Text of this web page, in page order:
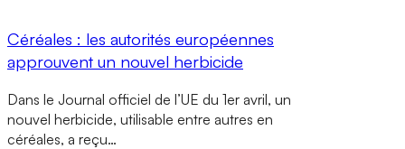
Céréales : les autorités européennes
approuvent un nouvel herbicide
Dans le Journal officiel de l’UE du 1er avril, un
nouvel herbicide, utilisable entre autres en
céréales, a reçu…